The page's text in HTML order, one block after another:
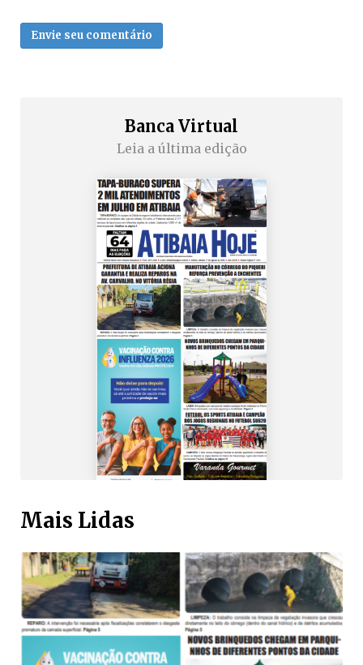
Envie seu comentário
Banca Virtual
Leia a última edição
Mais Lidas